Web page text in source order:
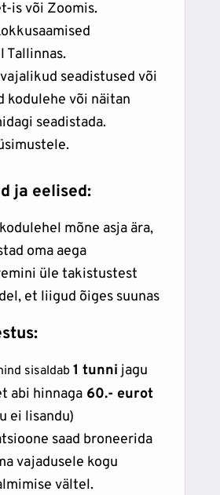
is või Zoomis.
Tallinnas.
vajalikud seadistused või
kodulehe või näitan
seadistada.
ja eelised:
mõne asja ära,
oma aega
üle takistustest
et liigud õiges suunas
sisaldab 1 tunni jagu
abi hinnaga 60.- eurot
ei lisandu)
saad broneerida
vajadusele kogu
vältel.